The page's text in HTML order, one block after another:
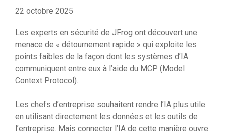
22 octobre 2025
Les experts en sécurité de JFrog ont découvert une
menace de « détournement rapide » qui exploite les
points faibles de la façon dont les systèmes d’IA
communiquent entre eux à l’aide du MCP (Model
Context Protocol).
Les chefs d’entreprise souhaitent rendre l’IA plus utile
en utilisant directement les données et les outils de
l’entreprise. Mais connecter l’IA de cette manière ouvre